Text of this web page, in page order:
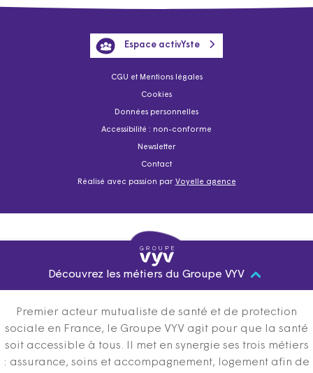
CGU et Mentions légales
Cookies
Données personnelles
Accessibilité : non-conforme
Newsletter
Contact
Réalisé avec passion par Voyelle agence
Espace activYste
Découvrez les métiers du Groupe VYV
Premier acteur mutualiste de santé et de protection
sociale en France, le Groupe VYV agit pour que la santé
soit accessible à tous. Il met en synergie ses trois métiers
: assurance, soins et accompagnement, logement afin de